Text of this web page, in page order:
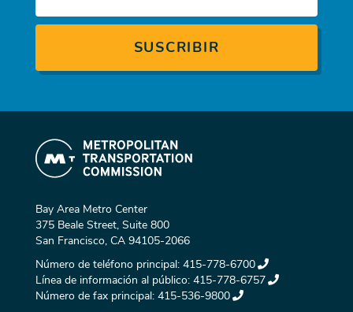
Bay Area Metro Center
375 Beale Street, Suite 800
San Francisco, CA 94105-2066
Número de teléfono principal: 415-778-6700
Línea de información al público: 415-778-6757
Número de fax principal: 415-536-9800